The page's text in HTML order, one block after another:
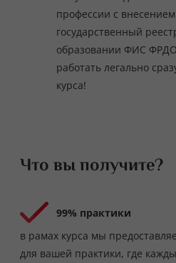
профессии с
государственный
образовании ФИС
работать легально
курса!
Что вы получите?
99% практики
в рамах курса мы
для вашей практики, где